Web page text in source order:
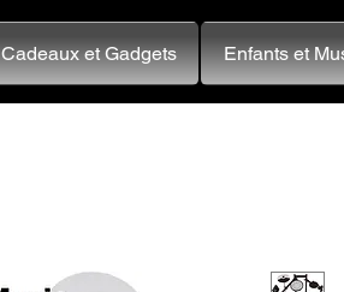
Cadeaux et Gadgets Enfants et